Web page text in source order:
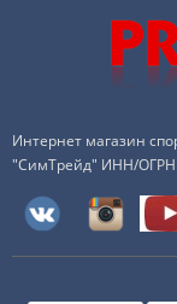
Интернет магазин
"СимТрейд" ИНН/ОГРН